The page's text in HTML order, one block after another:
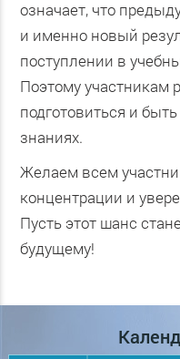
означает, что
и именно новый
поступлении в
Поэтому участникам
подготовиться и
знаниях.
Желаем всем
концентрации и
Пусть этот шанс
будущему!